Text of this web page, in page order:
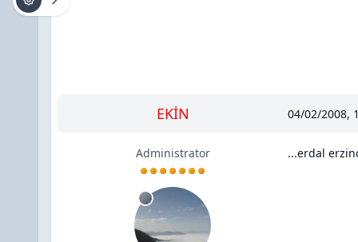
EKİN 04/02/2008,
Administrator ...erdal